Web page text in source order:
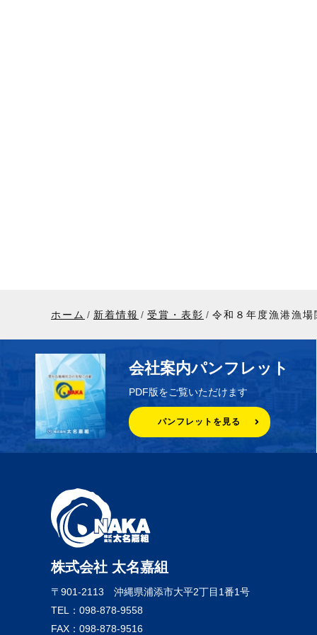
ホーム 新着情報 受賞・表彰 令和８年度漁港漁
会社案内パンフレット
PDF版をご覧いただけます
パンフレットを見る
株式会社 太名嘉組
〒901-2113 沖縄県浦添市大平2丁目1番1号
TEL：098-878-9558
FAX：098-878-9516